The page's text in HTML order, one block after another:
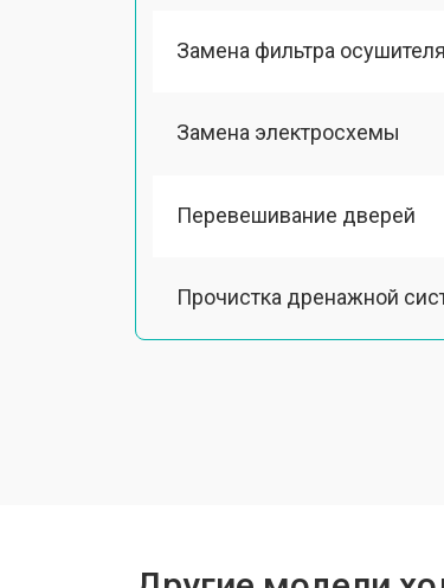
Замена фильтра осушителя
Замена электросхемы
Перевешивание дверей
Прочистка дренажной